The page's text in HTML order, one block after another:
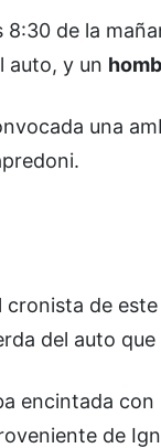
8:30 de la
auto, y un
una
de
del auto que
encintada
de